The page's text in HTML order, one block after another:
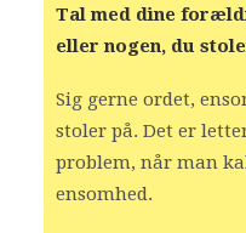
Tal med dine
eller nogen, du
Sig gerne ordet,
stoler på. Det er
problem, når man
ensomhed.